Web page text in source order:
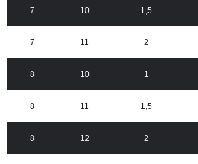
7 10 1,5
7 11 2
8 10 1
8 11 1,5
8 12 2